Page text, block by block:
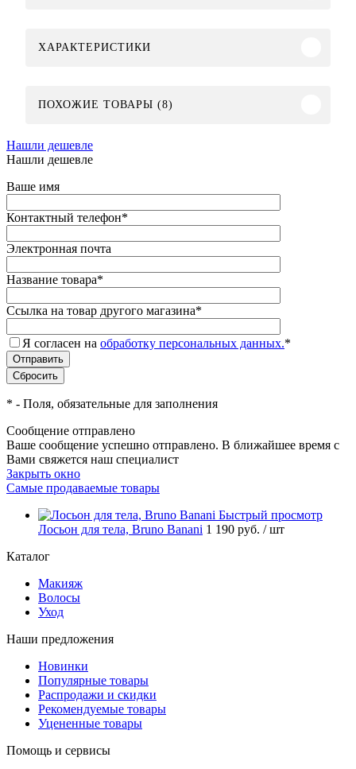
ХАРАКТЕРИСТИКИ
ПОХОЖИЕ ТОВАРЫ (8)
Нашли дешевле
Нашли дешевле
Ваше имя
Контактный телефон*
Электронная почта
Название товара*
Ссылка на товар другого магазина*
Я согласен на обработку персональных данных.*
* - Поля, обязательные для заполнения
Сообщение отправлено
Ваше сообщение успешно отправлено. В ближайшее время с
Вами свяжется наш специалист
Закрыть окно
Самые продаваемые товары
Быстрый просмотр
Лосьон для тела, Bruno Banani 1 190 руб. / шт
Каталог
Макияж
Волосы
Уход
Наши предложения
Новинки
Популярные товары
Распродажи и скидки
Рекомендуемые товары
Уцененные товары
Помощь и сервисы